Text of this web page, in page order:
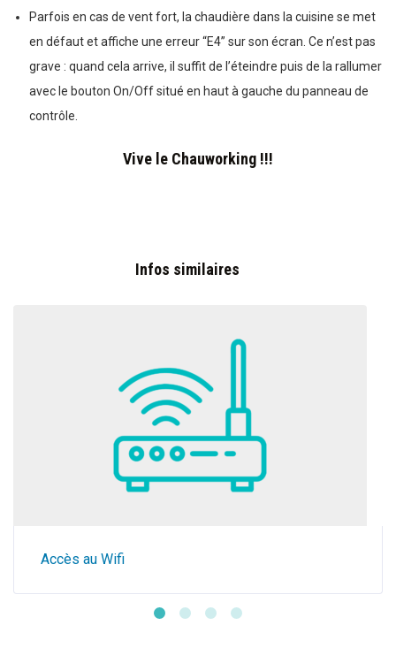
Parfois en cas de vent fort, la chaudière dans la cuisine se met
en défaut et affiche une erreur “E4” sur son écran. Ce n’est pas
grave : quand cela arrive, il suffit de l’éteindre puis de la rallumer
avec le bouton On/Off situé en haut à gauche du panneau de
contrôle.
Vive le Chauworking !!!
Infos similaires
Accès au Wifi